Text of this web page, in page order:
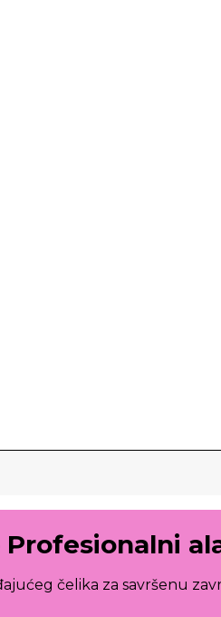
Profesionalni
čelika za savršenu